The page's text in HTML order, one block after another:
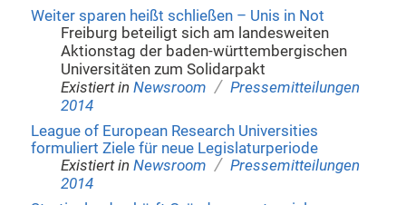
Weiter sparen heißt schließen – Unis in Not
Freiburg beteiligt sich am landesweiten
Aktionstag der baden-württembergischen
Universitäten zum Solidarpakt
Existiert in Newsroom / Pressemitteilungen
2014
League of European Research Universities
formuliert Ziele für neue Legislaturperiode
Existiert in Newsroom / Pressemitteilungen
2014